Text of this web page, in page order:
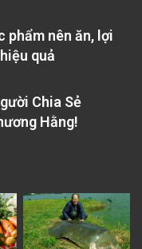
những kỳ bí
tính như
25 năm qua,
đưa khán giả đi
những câu
thuật.
thực hiện bất cứ
phẩm nên ăn, lợi
quả
Chia Sẻ
Hằng!